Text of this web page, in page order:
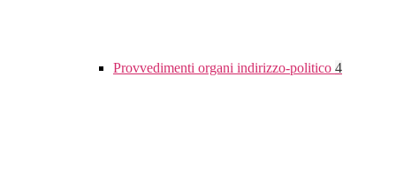
Provvedimenti organi indirizzo-politico 4